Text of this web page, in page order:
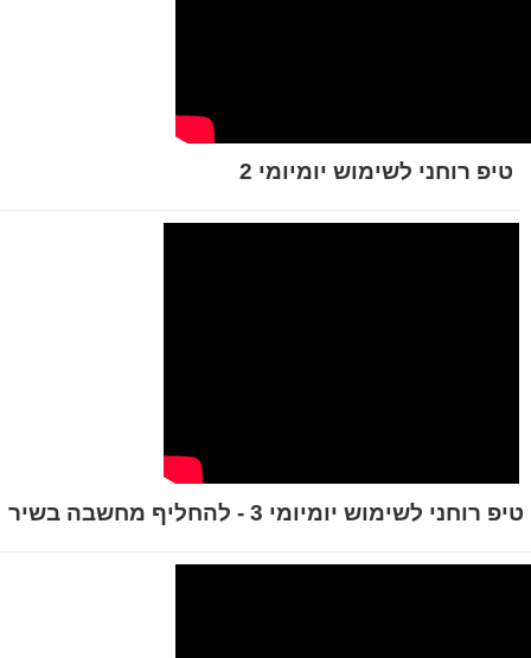
טיפ רוחני לשימוש יומיומי 2
רוחני לשימוש יומיומי 3 - להחליף מחשבה בשיר